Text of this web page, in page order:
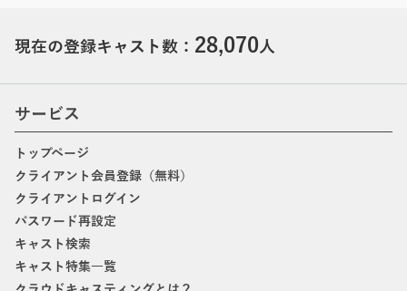
現在の登録キャスト数： 28,070人
サービス
トップページ
クライアント会員登録（無料）
クライアントログイン
パスワード再設定
キャスト検索
キャスト特集一覧